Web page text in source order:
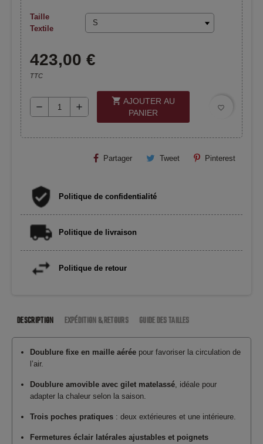
Taille
Textile
423,00 €
TTC
remove add
shopping_cart AJOUTER AU
PANIER
favorite_border
Partager Tweet Pinterest
Politique de confidentialité
Politique de livraison
Politique de retour
DESCRIPTION EXPÉDITION & RETOURS GUIDE DES TAILLES
Doublure fixe en maille aérée pour favoriser la circulation de
l’air.
Doublure amovible avec gilet matelassé, idéale pour
adapter la chaleur selon la saison.
Trois poches pratiques : deux extérieures et une intérieure.
Fermetures éclair latérales ajustables et poignets